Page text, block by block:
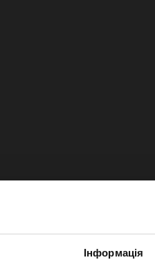
Інформація